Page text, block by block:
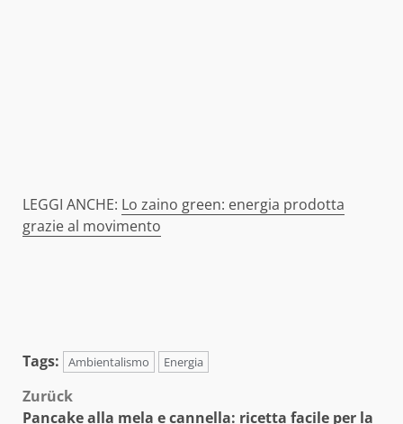
LEGGI ANCHE: Lo zaino green: energia prodotta
grazie al movimento
Tags: Ambientalismo Energia
Beitragsnavigation
Zurück
Pancake alla mela e cannella: ricetta facile per la